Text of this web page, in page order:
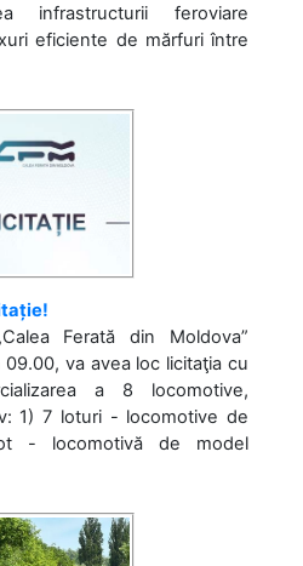
infrastructurii feroviare
eficiente de mărfuri între
Ferată din Moldova”
va avea loc licitaţia cu
a 8 locomotive,
1) 7 loturi - locomotive de
- locomotivă de model